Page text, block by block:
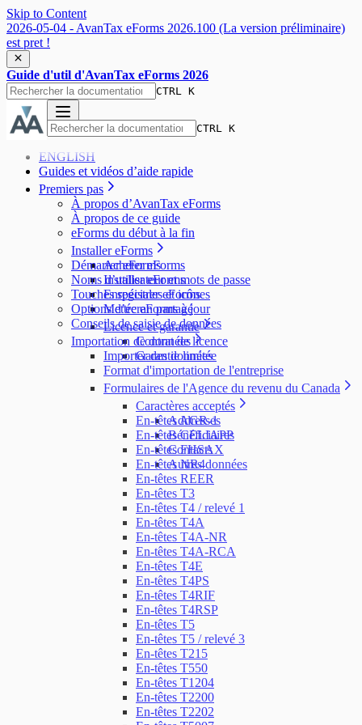
Skip to Content
2026-05-04 - AvanTax eForms 2026.100 (La version préliminaire)
est pret !
Guide d'util d'AvanTax eForms 2026
CTRL K
CTRL K
ENGLISH
Guides et vidéos d’aide rapide
Premiers pas
À propos d’AvanTax eForms
À propos de ce guide
eForms du début à la fin
Installer eForms
Acheter eForms
Installer eForms
Enregistrer eForms
Mettre eForms à jour
Licence et garantie
Contrat de licence
Garantie limitée
Démarrer eForms
Noms d’utilisateur et mots de passe
Touches spéciales et icônes
Options d’écran partagé
Conseils de saisie de données
Importation de données
Importer des données
Format d'importation de l'entreprise
Formulaires de l'Agence du revenu du Canada
Caractères acceptés
Addresses
Bénéficiaires
Contacts
Autres données
En-têtes AGR-1
En-têtes CELIAPP
En-têtes FHSAX
En-têtes NR4
En-têtes REER
En-têtes T3
En-têtes T4 / relevé 1
En-têtes T4A
En-têtes T4A-NR
En-têtes T4A-RCA
En-têtes T4E
En-têtes T4PS
En-têtes T4RIF
En-têtes T4RSP
En-têtes T5
En-têtes T5 / relevé 3
En-têtes T215
En-têtes T550
En-têtes T1204
En-têtes T2200
En-têtes T2202